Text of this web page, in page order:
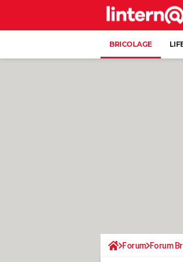
BRICOLAGE
Forum Forum